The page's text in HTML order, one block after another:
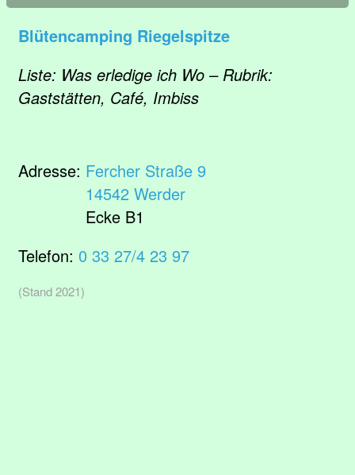
Blütencamping Riegelspitze
Liste: Was erledige ich Wo – Rubrik:
Gaststätten, Café, Imbiss
Adresse: Fercher Straße 9
14542 Werder
Ecke B1
Telefon: 0 33 27/4 23 97
(Stand 2021)